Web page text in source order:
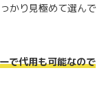
かり見極めて選んで
で代用も可能なので